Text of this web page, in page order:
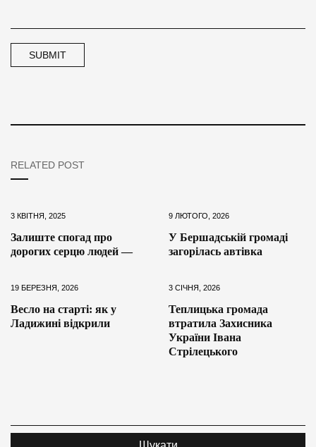
RELATED POST
3 КВІТНЯ, 2025
Залиште спогад про
дорогих серцю людей —
9 ЛЮТОГО, 2026
У Бершадській громаді
загорілась автівка
19 БЕРЕЗНЯ, 2026
Весло на старті: як у
Ладижині відкрили
3 СІЧНЯ, 2026
Теплицька громада
втратила Захисника
України Івана
Стрілецького